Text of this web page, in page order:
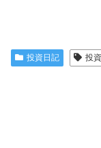
投資日記 投資